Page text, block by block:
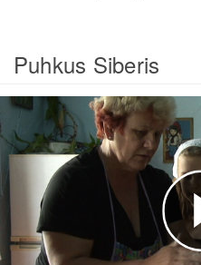
Puhkus Siberis